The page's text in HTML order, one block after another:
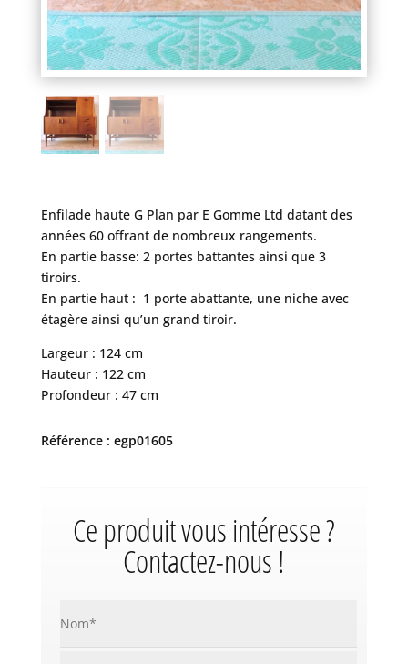
Enfilade haute G Plan par E Gomme Ltd datant des
années 60 offrant de nombreux rangements.
En partie basse: 2 portes battantes ainsi que 3
tiroirs.
En partie haut : 1 porte abattante, une niche avec
étagère ainsi qu’un grand tiroir.
Largeur : 124 cm
Hauteur : 122 cm
Profondeur : 47 cm
Référence : egp01605
Ce produit vous intéresse ?
Contactez-nous !